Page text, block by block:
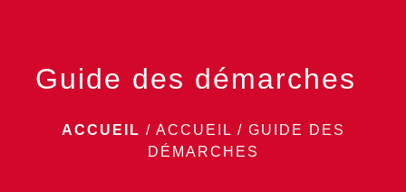
Guide des démarches
ACCUEIL / ACCUEIL / GUIDE DES
DÉMARCHES